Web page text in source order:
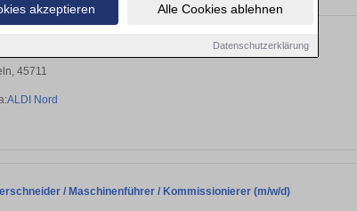
akzeptieren Alle Cookies ablehnen
Datenschutzerklärung
/ Lagermitarbeiter (m/w/d)
45711
ALDI Nord
/ Maschinenführer / Kommissionierer (m/w/d)